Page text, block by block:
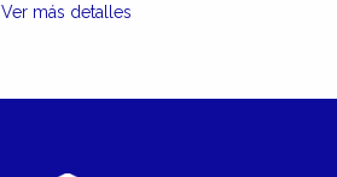
Ver más detalles